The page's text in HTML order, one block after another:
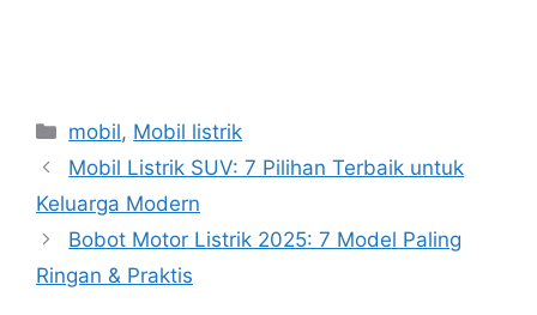
Kategori
mobil, Mobil listrik
Mobil Listrik SUV: 7 Pilihan Terbaik untuk
Keluarga Modern
Bobot Motor Listrik 2025: 7 Model Paling
Ringan & Praktis